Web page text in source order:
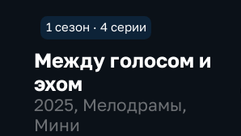
1 сезон · 4 серии
Между голосом и
эхом
2025, Мелодрамы,
Мини